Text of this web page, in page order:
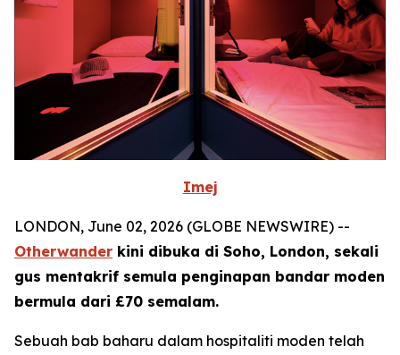
Imej
LONDON, June 02, 2026 (GLOBE NEWSWIRE) --
Otherwander kini dibuka di Soho, London, sekali
gus mentakrif semula penginapan bandar moden
bermula dari £70 semalam.
Sebuah bab baharu dalam hospitaliti moden telah